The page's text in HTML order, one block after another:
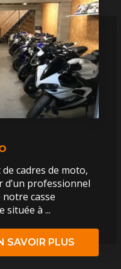
cadres de moto,
professionnel
notre casse
située à ...
SAVOIR PLUS